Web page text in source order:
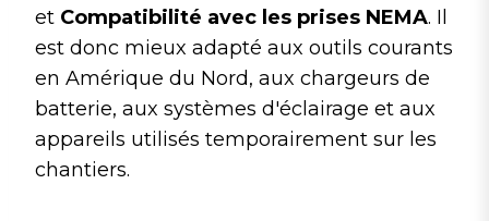
et Compatibilité avec les prises NEMA. Il
est donc mieux adapté aux outils courants
en Amérique du Nord, aux chargeurs de
batterie, aux systèmes d'éclairage et aux
appareils utilisés temporairement sur les
chantiers.